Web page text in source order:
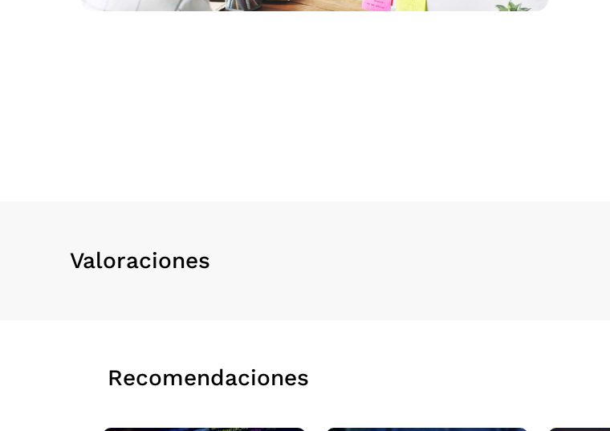
Valoraciones
Recomendaciones